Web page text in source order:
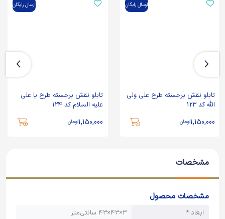
ارسال رایگان
تابلو نقش برجسته طرح علی ولی
الله کد 123
1,150,000تومان
ارسال رایگان
تابلو نقش برجسته طرح یا علی
علیه السلام کد 124
1,150,000تومان
مشخصات
مشخصات محصول
ابعاد *
3×43×43 سانتی‌متر